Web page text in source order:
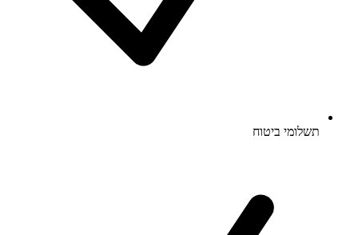
תשלומי ביטוח